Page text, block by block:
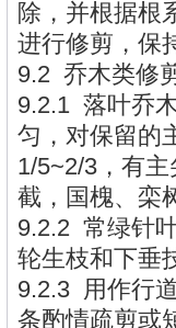
除，并根据根
进行修剪，保
9.2 乔木类修
9.2.1 落叶乔
匀，对保留的
1/5~2/3，有
截，国槐、栾
9.2.2 常绿针
轮生枝和下垂
9.2.3 用作行
条酌情疏剪或